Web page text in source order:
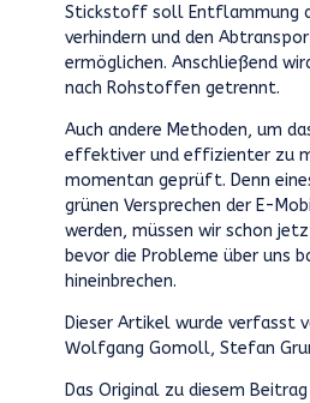
Stickstoff soll Entflammung
verhindern und den
ermöglichen. Anschließend
nach Rohstoffen getrennt.
Auch andere Methoden, um
effektiver und effizienter zu
momentan geprüft. Denn
grünen Versprechen der E-
werden, müssen wir schon
bevor die Probleme über uns
hineinbrechen.
Dieser Artikel wurde verfasst
Wolfgang Gomoll, Stefan
Das Original zu diesem Beitrag